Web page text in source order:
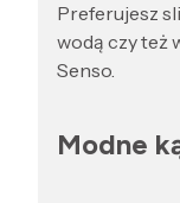
Preferujesz
wodą czy też
Senso.
Modne